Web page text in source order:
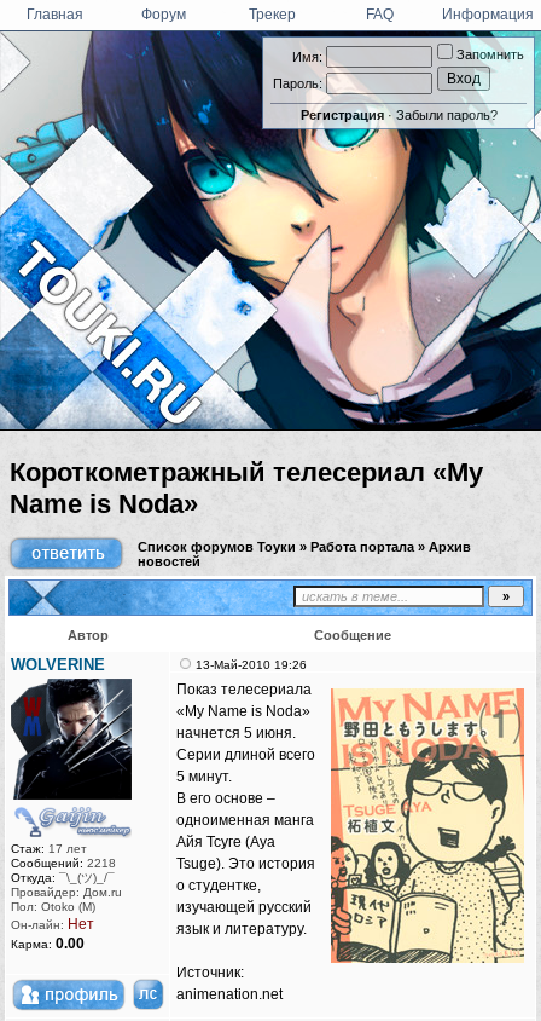
Имя:
Пароль:
Запомнить
Регистрация· Забыли пароль?
Главная Форум Трекер FAQ Информация
Короткометражный телесериал «My
Name is Noda»
Список форумов Тоуки » Работа портала » Архив
новостей
Автор Сообщение
WOLVERINE
Стаж: 17 лет
Сообщений: 2218
Откуда: ¯\_(ツ)_/¯
Провайдер: Дом.ru
Пол: Otoko (M)
Он-лайн: Нет
Карма: 0.00
13-Май-2010 19:26
Показ телесериала
«My Name is Noda»
начнется 5 июня.
Серии длиной всего
5 минут.
В его основе –
одноименная манга
Айя Тсуге (Aya
Tsuge). Это история
о студентке,
изучающей русский
язык и литературу.
Источник:
animenation.net